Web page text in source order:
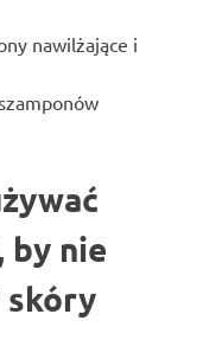
nawilżające i
by nie
skóry